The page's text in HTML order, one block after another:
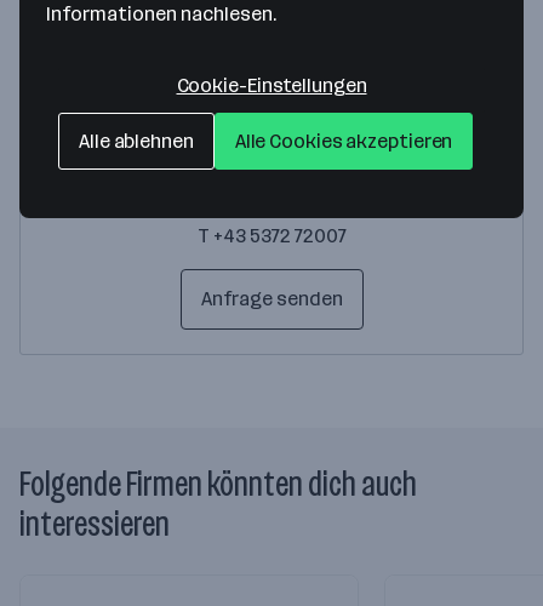
T +43 5372 72007
Anfrage senden
Folgende Firmen könnten dich auch
interessieren
Informationen nachlesen.
Cookie-Einstellungen
Alle ablehnen Alle Cookies akzeptieren